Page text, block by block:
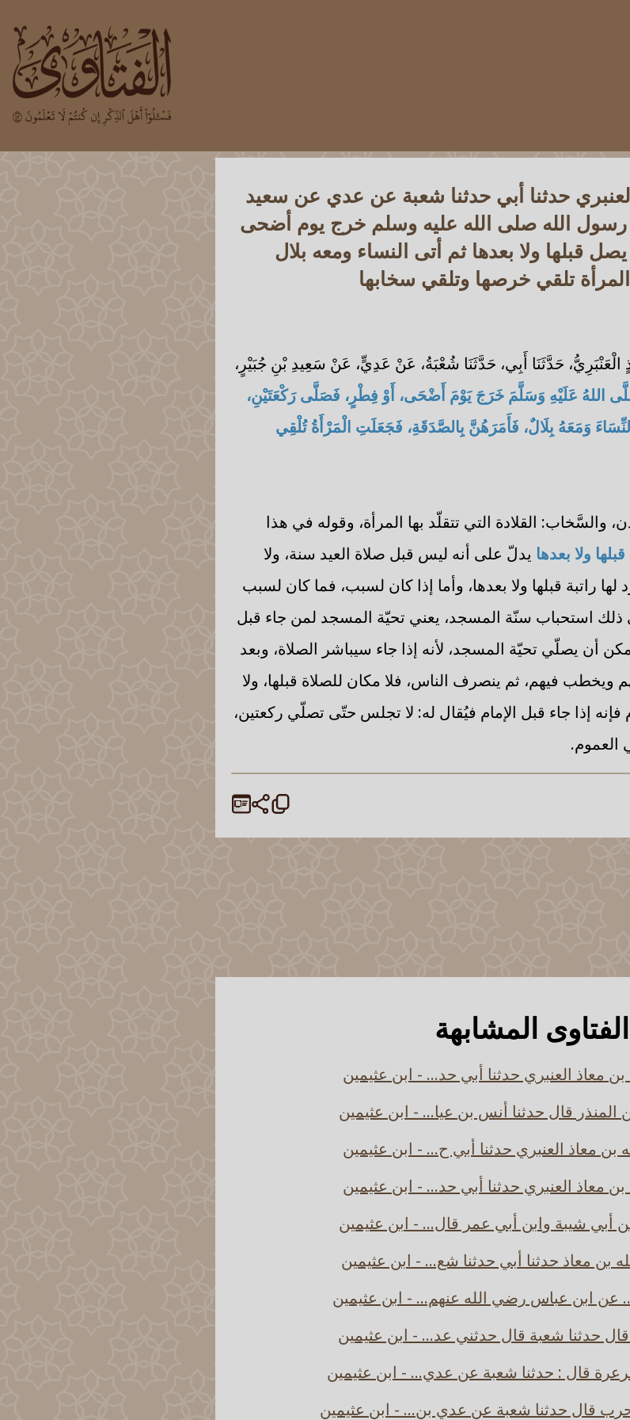
العنبري حدثنا أبي حدثنا شعبة عن عدي عن سعيد
الله صلى الله عليه وسلم خرج يوم أضحى
قبلها ولا بعدها ثم أتى النساء ومعه بلال
تلقي خرصها وتلقي سخابها
الْعَنْبَرِيُّ، حَدَّثَنَا أَبِي، حَدَّثَنَا شُعْبَةُ، عَنْ عَدِيٍّ، عَنْ سَعِيدِ بْنِ جُبَيْرٍ،
اللهُ عَلَيْهِ وَسَلَّمَ خَرَجَ يَوْمَ أَضْحَى، أَوْ فِطْرٍ، فَصَلَّى رَكْعَتَيْنِ،
وَمَعَهُ بِلَالٌ، فَأَمَرَهُنَّ بِالصَّدَقَةِ، فَجَعَلَتِ الْمَرْأَةُ تُلْقِي
والسَّخاب: القلادة التي تتقلّد بها المرأة، وقوله في هذا
ولا بعدها يدلّ على أنه ليس قبل صلاة العيد سنة، ولا
راتبة قبلها ولا بعدها، وأما إذا كان لسبب، فما كان لسبب
ذلك استحباب سنّة المسجد، يعني تحيّة المسجد لمن جاء قبل
يمكن أن يصلّي تحيّة المسجد، لأنه إذا جاء سيباشر الصلاة، وبعد
فيهم، ثم ينصرف الناس، فلا مكان للصلاة قبلها، ولا
فإنه إذا جاء قبل الإمام فيُقال له: لا تجلس حتّى تصلّي ركعتين،
الفتاوى المشابهة
بن معاذ العنبري حدثنا أبي حد... - ابن عثيمين
المنذر قال حدثنا أنس بن عيا... - ابن عثيمين
بن معاذ العنبري حدثنا أبي ح... - ابن عثيمين
بن معاذ العنبري حدثنا أبي حد... - ابن عثيمين
بن أبي شيبة وابن أبي عمر قال... - ابن عثيمين
بن معاذ حدثنا أبي حدثنا شع... - ابن عثيمين
عن ابن عباس رضي الله عنهم... - ابن عثيمين
قال حدثنا شعبة قال حدثني عد... - ابن عثيمين
قال : حدثنا شعبة عن عدي... - ابن عثيمين
قال حدثنا شعبة عن عدي بن... - ابن عثيمين